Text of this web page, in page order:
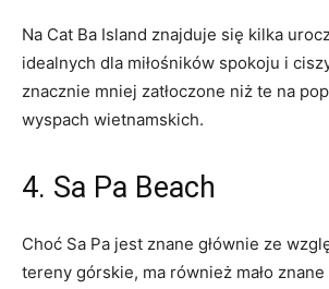
Na Cat Ba⁣ Island znajduje się kilka
idealnych‌ dla miłośników spokoju i
znacznie mniej zatłoczone niż te na
wyspach wietnamskich.
4. Sa Pa Beach
Choć Sa Pa jest znane głównie ze⁣
tereny górskie, ma również⁣ mało